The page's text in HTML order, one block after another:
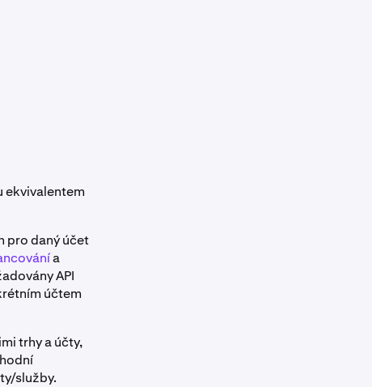
ekvivalentem
pro daný účet
a
API
účtem
trhy a účty,
služby.